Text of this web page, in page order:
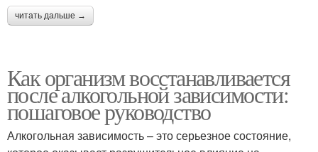
читать дальше →
Как организм восстанавливается
после алкогольной зависимости:
пошаговое руководство
Алкогольная зависимость – это серьезное состояние,